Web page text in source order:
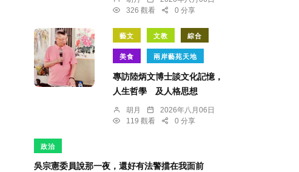
326 觀看
0 分享
藝文 文教 綜合
美食 兩岸藝苑天地
專訪陸炳文博士談文化記憶，
人生哲學 及人格思想
胡月
2026年八月06日
119 觀看
0 分享
政治
吳宗憲委員說那一夜，還好有法警擋在我面前